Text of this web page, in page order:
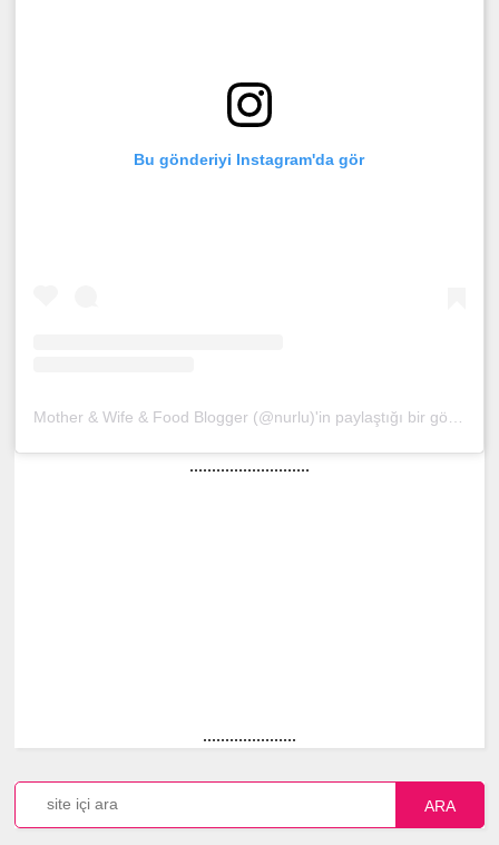
Bu gönderiyi Instagram'da gör
Mother & Wife & Food Blogger (@nurlu)'in paylaştığı bir gönderi
...........................
.....................
ARA